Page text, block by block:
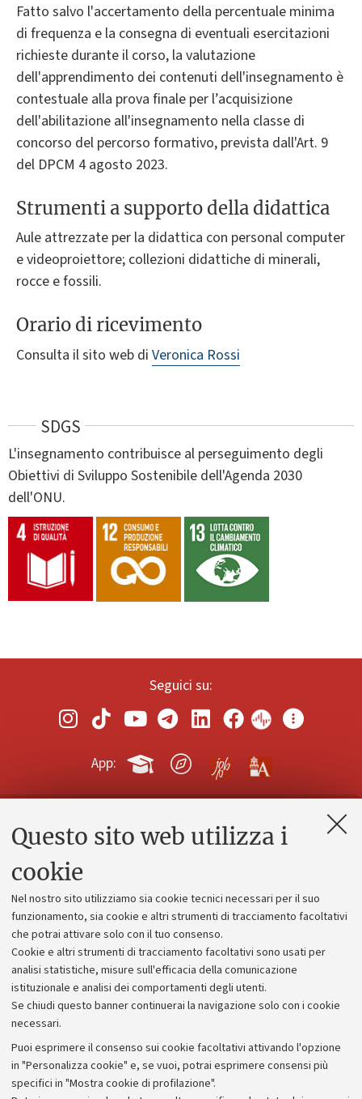
Questo sito web utilizza i
cookie
Nel nostro sito utilizziamo sia cookie tecnici necessari per il suo
funzionamento, sia cookie e altri strumenti di tracciamento facoltativi
che potrai attivare solo con il tuo consenso.
Cookie e altri strumenti di tracciamento facoltativi sono usati per
analisi statistiche, misure sull'efficacia della comunicazione
istituzionale e analisi dei comportamenti degli utenti.
Se chiudi questo banner continuerai la navigazione solo con i cookie
necessari.
Puoi esprimere il consenso sui cookie facoltativi attivando l'opzione
in "Personalizza cookie" e, se vuoi, potrai esprimere consensi più
specifici in "Mostra cookie di profilazione".
Fatto salvo l'accertamento della percentuale minima
di frequenza e la consegna di eventuali esercitazioni
richieste durante il corso, la valutazione
dell'apprendimento dei contenuti dell'insegnamento è
contestuale alla prova finale per l’acquisizione
dell'abilitazione all'insegnamento nella classe di
concorso del percorso formativo, prevista dall'Art. 9
del DPCM 4 agosto 2023.
Strumenti a supporto della didattica
Aule attrezzate per la didattica con personal computer
e videoproiettore; collezioni didattiche di minerali,
rocce e fossili.
Orario di ricevimento
Consulta il sito web di Veronica Rossi
SDGS
L'insegnamento contribuisce al perseguimento degli
Obiettivi di Sviluppo Sostenibile dell'Agenda 2030
dell'ONU.
Seguici su:
App:
Contatti e PEC
Alumni community
Piano strategico
Bilanci
Donazioni e 5x1000
Bandi, gare e concorsi
Albo online